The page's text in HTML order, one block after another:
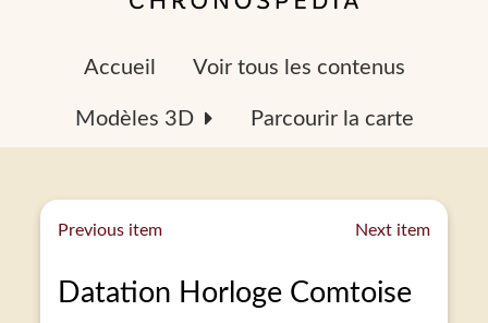
Accueil Voir tous les contenus
Modèles 3D Parcourir la carte
Previous item Next item
Datation Horloge Comtoise